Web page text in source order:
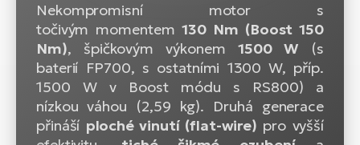
Nekompromisní motor s
točivým momentem130 Nm (Boost 150
Nm), špičkovým výkonem1500 W
(s
baterií FP700, s ostatními 1300 W, příp.
1500 W v Boost módu s RS800) a
nízkou váhou (2,59 kg). Druhá generace
přináší ploché vinutí (flat-wire) pro vyšší